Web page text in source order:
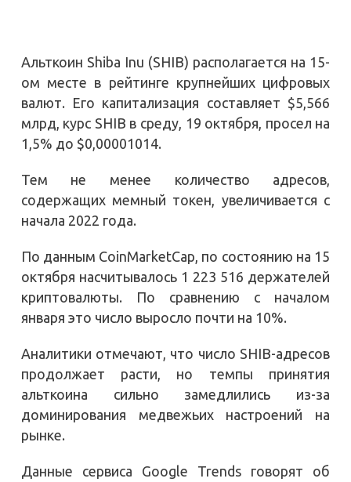
Альткоин Shiba Inu (SHIB) располагается на 15-
ом месте в рейтинге крупнейших цифровых
валют. Его капитализация составляет $5,566
млрд, курс SHIB в среду, 19 октября, просел на
1,5% до $0,00001014.
Тем не менее количество адресов,
содержащих мемный токен, увеличивается с
начала 2022 года.
По данным CoinMarketCap, по состоянию на 15
октября насчитывалось 1 223 516 держателей
криптовалюты. По сравнению с началом
января это число выросло почти на 10%.
Аналитики отмечают, что число SHIB-адресов
продолжает расти, но темпы принятия
альткоина сильно замедлились из-за
доминирования медвежьих настроений на
рынке.
Данные сервиса Google Trends говорят об